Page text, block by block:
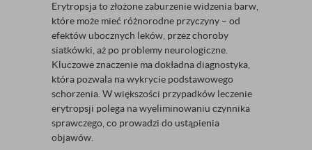
Erytropsja to złożone zaburzenie widzenia barw,
które może mieć różnorodne przyczyny – od
efektów ubocznych leków, przez choroby
siatkówki, aż po problemy neurologiczne.
Kluczowe znaczenie ma dokładna diagnostyka,
która pozwala na wykrycie podstawowego
schorzenia. W większości przypadków leczenie
erytropsji polega na wyeliminowaniu czynnika
sprawczego, co prowadzi do ustąpienia
objawów.